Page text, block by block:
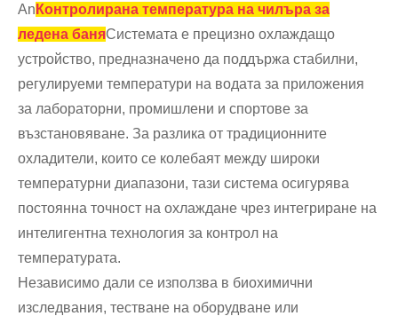
An Контролирана температура на чилъра за
ледена баняСистемата е прецизно охлаждащо
устройство, предназначено да поддържа стабилни,
регулируеми температури на водата за приложения
за лабораторни, промишлени и спортове за
възстановяване. За разлика от традиционните
охладители, които се колебаят между широки
температурни диапазони, тази система осигурява
постоянна точност на охлаждане чрез интегриране на
интелигентна технология за контрол на
температурата.
Независимо дали се използва в биохимични
изследвания, тестване на оборудване или